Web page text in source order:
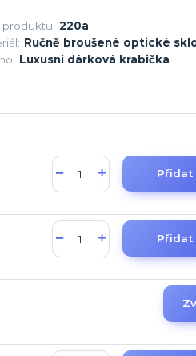
produktu: 220a
Ručně broušené optické
Luxusní dárková krabička
Přidat
Přidat